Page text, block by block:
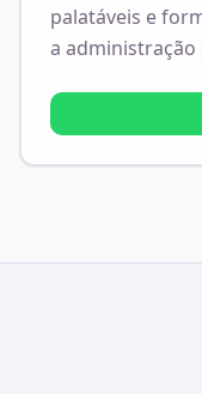
palatáveis e
a